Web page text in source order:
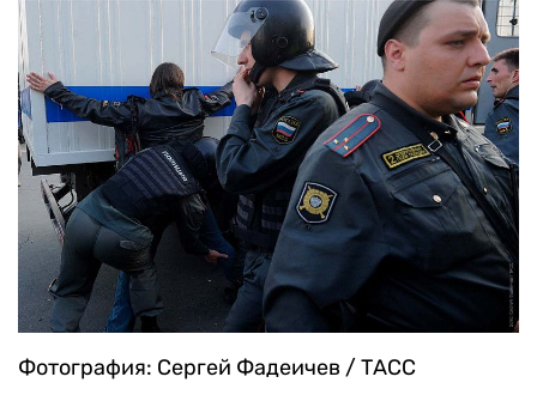
Фотография: Сергей Фадеичев / ТАСС